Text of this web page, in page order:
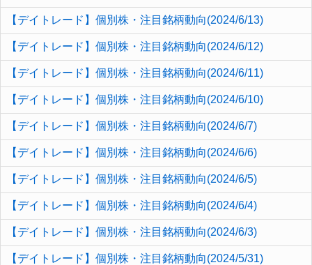
【デイトレード】個別株・注目銘柄動向(2024/6/13)
【デイトレード】個別株・注目銘柄動向(2024/6/12)
【デイトレード】個別株・注目銘柄動向(2024/6/11)
【デイトレード】個別株・注目銘柄動向(2024/6/10)
【デイトレード】個別株・注目銘柄動向(2024/6/7)
【デイトレード】個別株・注目銘柄動向(2024/6/6)
【デイトレード】個別株・注目銘柄動向(2024/6/5)
【デイトレード】個別株・注目銘柄動向(2024/6/4)
【デイトレード】個別株・注目銘柄動向(2024/6/3)
【デイトレード】個別株・注目銘柄動向(2024/5/31)